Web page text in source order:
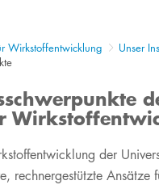
Wirkstoffentwicklung
Unser
der
rechnergestützte Ansätze